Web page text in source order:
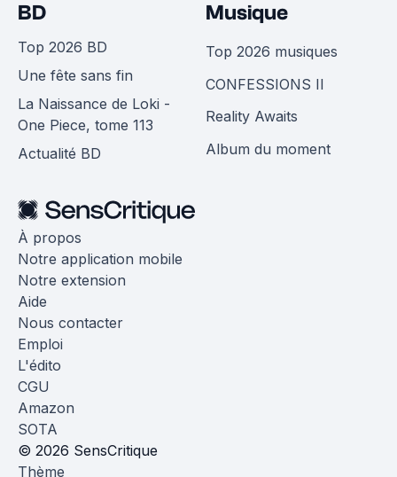
BD
Top 2026 BD
Une fête sans fin
La Naissance de Loki -
One Piece, tome 113
Actualité BD
Musique
Top 2026 musiques
CONFESSIONS II
Reality Awaits
Album du moment
À propos
Notre application mobile
Notre extension
Aide
Nous contacter
Emploi
L'édito
CGU
Amazon
SOTA
© 2026 SensCritique
Thème